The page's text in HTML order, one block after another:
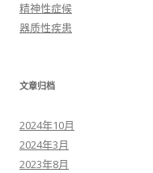
精神性症候
器质性疾患
文章归档
2024年10月
2024年3月
2023年8月